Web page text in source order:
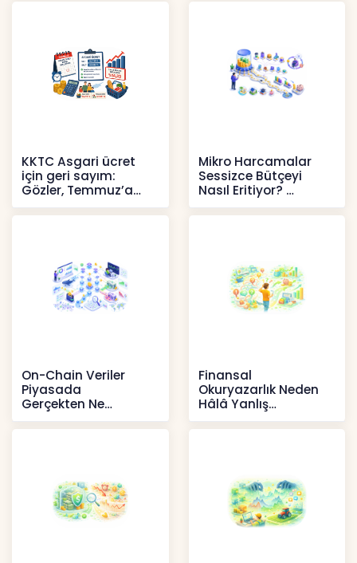
Sür
37’de
KKTC Asgari ücret
için geri sayım:
Gözler, Temmuz’a
yansıması beklenen
artışta
Mikro Harcamalar
Sessizce Bütçeyi
Nasıl Eritiyor?
İçerikler
On-Chain Veriler
Piyasada
Gerçekten Ne
Anlatır?
Kripto
Finansal
Okuryazarlık Neden
Hâlâ Yanlış
Anlaşılıyor?
İçerikler